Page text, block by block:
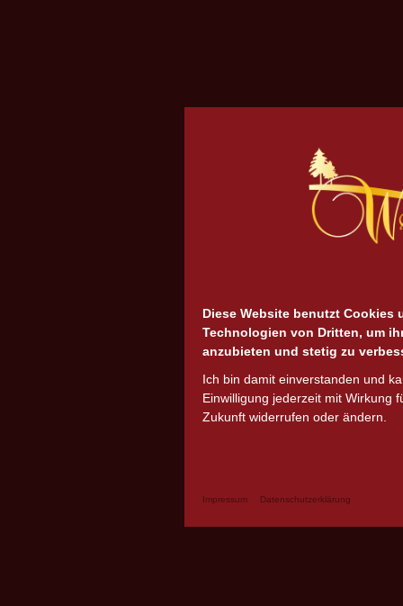
Diese Website benutzt Cookies
Technologien von Dritten, um
anzubieten und stetig zu
Ich bin damit einverstanden und
Einwilligung jederzeit mit Wirkung
Zukunft widerrufen oder ändern.
Impressum Datenschutzerklärung